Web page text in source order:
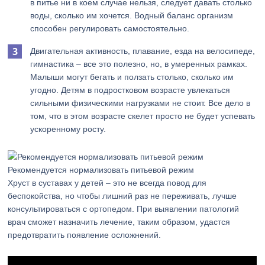
в питье ни в коем случае нельзя, следует давать столько
воды, сколько им хочется. Водный баланс организм
способен регулировать самостоятельно.
Двигательная активность, плавание, езда на велосипеде,
гимнастика – все это полезно, но, в умеренных рамках.
Малыши могут бегать и ползать столько, сколько им
угодно. Детям в подростковом возрасте увлекаться
сильными физическими нагрузками не стоит. Все дело в
том, что в этом возрасте скелет просто не будет успевать
ускоренному росту.
Рекомендуется нормализовать питьевой режим
Хруст в суставах у детей – это не всегда повод для
беспокойства, но чтобы лишний раз не переживать, лучше
консультироваться с ортопедом. При выявлении патологий
врач сможет назначить лечение, таким образом, удастся
предотвратить появление осложнений.